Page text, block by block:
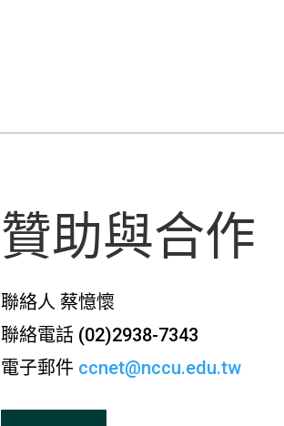
贊助與合作
聯絡人 蔡憶懷
聯絡電話 (02)2938-7343
電子郵件 ccnet@nccu.edu.tw